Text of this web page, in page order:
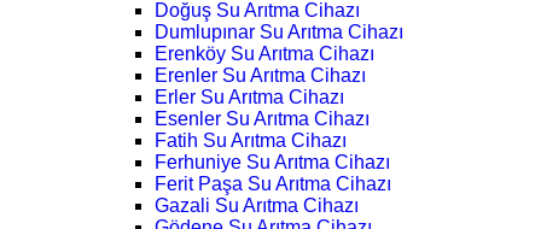
Doğuş Su Arıtma Cihazı
Dumlupınar Su Arıtma Cihazı
Erenköy Su Arıtma Cihazı
Erenler Su Arıtma Cihazı
Erler Su Arıtma Cihazı
Esenler Su Arıtma Cihazı
Fatih Su Arıtma Cihazı
Ferhuniye Su Arıtma Cihazı
Ferit Paşa Su Arıtma Cihazı
Gazali Su Arıtma Cihazı